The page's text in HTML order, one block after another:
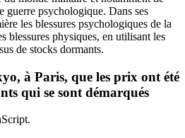
guerre psychologique. Dans ses
les blessures psychologiques de la
blessures physiques, en utilisant les
de stocks dormants.
à Paris, que les prix ont été
qui se sont démarqués